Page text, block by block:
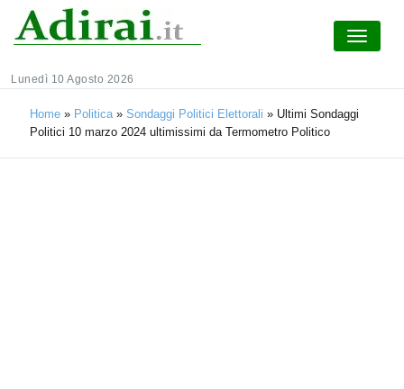
Lunedì 10 Agosto 2026
Home » Politica» Sondaggi Politici Elettorali » Ultimi Sondaggi
Politici 10 marzo 2024 ultimissimi da Termometro Politico